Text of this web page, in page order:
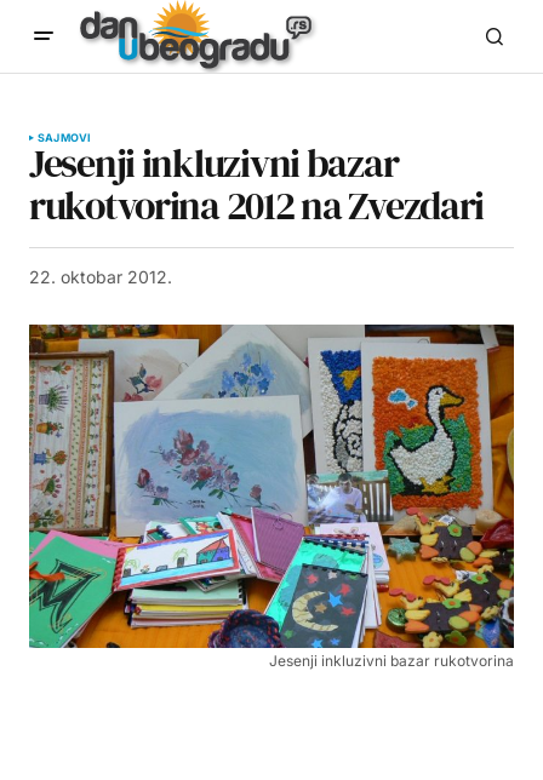
SAJMOVI
Jesenji inkluzivni bazar
rukotvorina 2012 na Zvezdari
22. oktobar 2012.
Jesenji inkluzivni bazar rukotvorina